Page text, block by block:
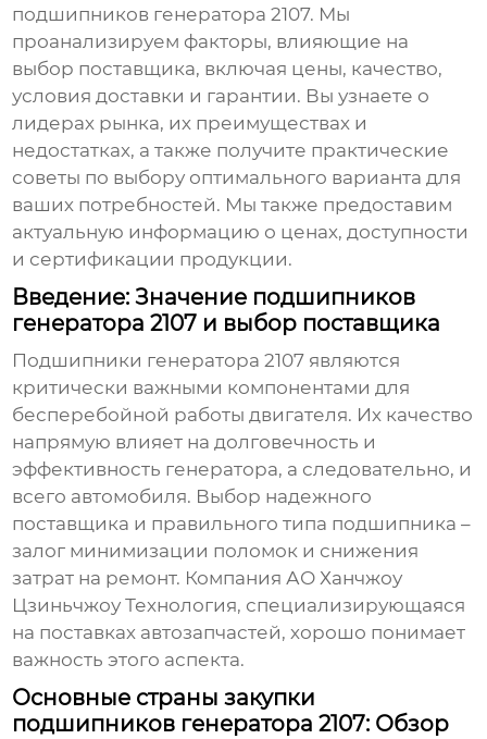
подшипников генератора 2107. Мы
проанализируем факторы, влияющие на
выбор поставщика, включая цены, качество,
условия доставки и гарантии. Вы узнаете о
лидерах рынка, их преимуществах и
недостатках, а также получите практические
советы по выбору оптимального варианта для
ваших потребностей. Мы также предоставим
актуальную информацию о ценах, доступности
и сертификации продукции.
Введение: Значение подшипников
генератора 2107 и выбор поставщика
Подшипники генератора 2107 являются
критически важными компонентами для
бесперебойной работы двигателя. Их качество
напрямую влияет на долговечность и
эффективность генератора, а следовательно, и
всего автомобиля. Выбор надежного
поставщика и правильного типа подшипника –
залог минимизации поломок и снижения
затрат на ремонт. КомпанияАО Ханчжоу
Цзиньчжоу Технология, специализирующаяся
на поставках автозапчастей, хорошо понимает
важность этого аспекта.
Основные страны закупки
подшипников генератора 2107: Обзор